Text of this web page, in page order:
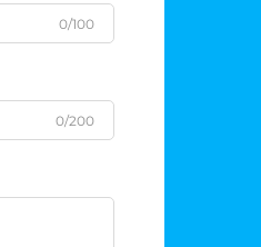
0/100
0/200